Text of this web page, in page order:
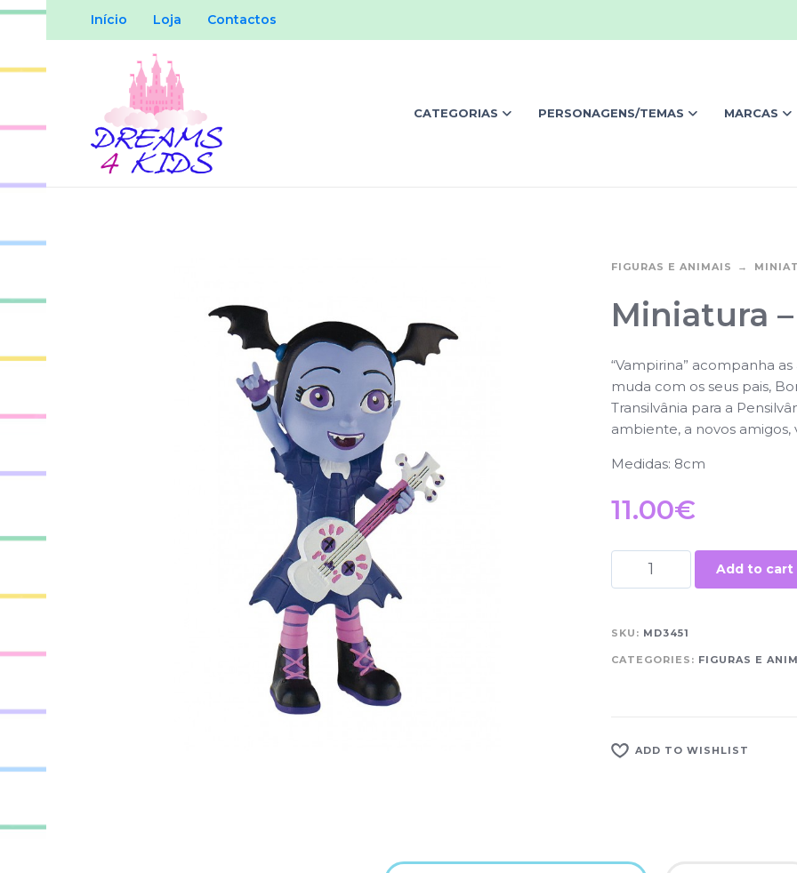
Início Loja Contactos
CATEGORIAS PERSONAGENS/TEMAS MARCAS
FIGURAS E ANIMAIS
Miniatura
“Vampirina” acompanha
muda com os seus pais,
Transilvânia para a
ambiente, a novos amigos,
Medidas: 8cm
11.00€
Add to cart
SKU: MD3451
CATEGORIES: FIGURAS E
ADD TO WISHLIST